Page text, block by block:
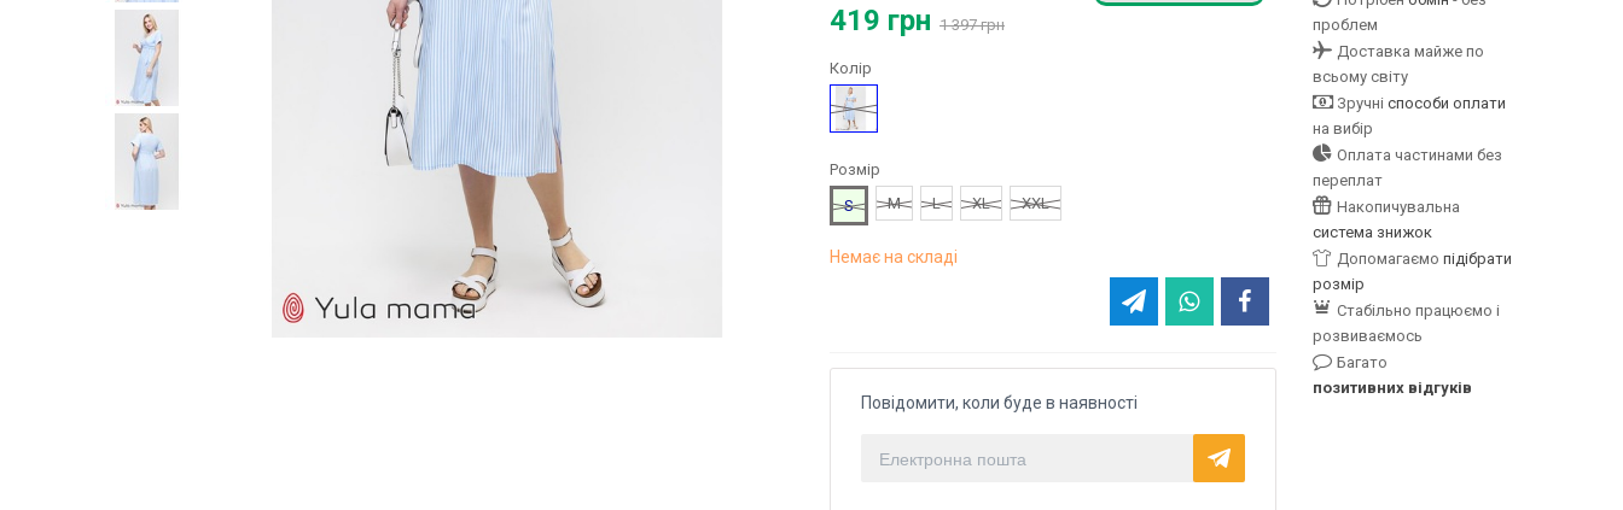
419 грн 1 397 грн
Колір
Блакитний
Розмір
S
M L XL XXL
Немає на складі
Повідомити, коли буде в наявності
проблем
Доставка майже по
всьому світу
Зручні способи оплати
на вибір
Оплата частинами без
переплат
Накопичувальна
система знижок
Допомагаємо підібрати
розмір
Стабільно працюємо і
розвиваємось
Багато
позитивних відгуків